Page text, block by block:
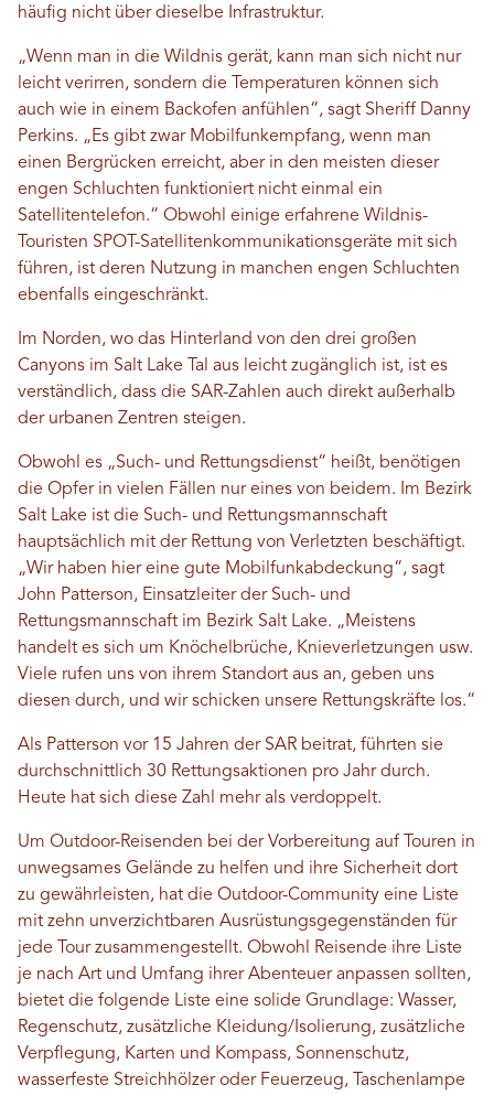
häufig nicht über dieselbe Infrastruktur.
„Wenn man in die Wildnis gerät, kann man sich nicht nur
leicht verirren, sondern die Temperaturen können sich
auch wie in einem Backofen anfühlen“, sagt Sheriff Danny
Perkins. „Es gibt zwar Mobilfunkempfang, wenn man
einen Bergrücken erreicht, aber in den meisten dieser
engen Schluchten funktioniert nicht einmal ein
Satellitentelefon.“ Obwohl einige erfahrene Wildnis-
Touristen SPOT-Satellitenkommunikationsgeräte mit sich
führen, ist deren Nutzung in manchen engen Schluchten
ebenfalls eingeschränkt.
Im Norden, wo das Hinterland von den drei großen
Canyons im Salt Lake Tal aus leicht zugänglich ist, ist es
verständlich, dass die SAR-Zahlen auch direkt außerhalb
der urbanen Zentren steigen.
Obwohl es „Such- und Rettungsdienst“ heißt, benötigen
die Opfer in vielen Fällen nur eines von beidem. Im Bezirk
Salt Lake ist die Such- und Rettungsmannschaft
hauptsächlich mit der Rettung von Verletzten beschäftigt.
„Wir haben hier eine gute Mobilfunkabdeckung“, sagt
John Patterson, Einsatzleiter der Such- und
Rettungsmannschaft im Bezirk Salt Lake. „Meistens
handelt es sich um Knöchelbrüche, Knieverletzungen usw.
Viele rufen uns von ihrem Standort aus an, geben uns
diesen durch, und wir schicken unsere Rettungskräfte los.“
Als Patterson vor 15 Jahren der SAR beitrat, führten sie
durchschnittlich 30 Rettungsaktionen pro Jahr durch.
Heute hat sich diese Zahl mehr als verdoppelt.
Um Outdoor-Reisenden bei der Vorbereitung auf Touren in
unwegsames Gelände zu helfen und ihre Sicherheit dort
zu gewährleisten, hat die Outdoor-Community eine Liste
mit zehn unverzichtbaren Ausrüstungsgegenständen für
jede Tour zusammengestellt. Obwohl Reisende ihre Liste
je nach Art und Umfang ihrer Abenteuer anpassen sollten,
bietet die folgende Liste eine solide Grundlage: Wasser,
Regenschutz, zusätzliche Kleidung/Isolierung, zusätzliche
Verpflegung, Karten und Kompass, Sonnenschutz,
wasserfeste Streichhölzer oder Feuerzeug, Taschenlampe